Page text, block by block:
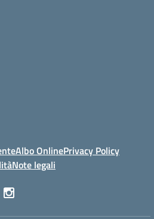
Albo OnlinePrivacy Policy
Note legali